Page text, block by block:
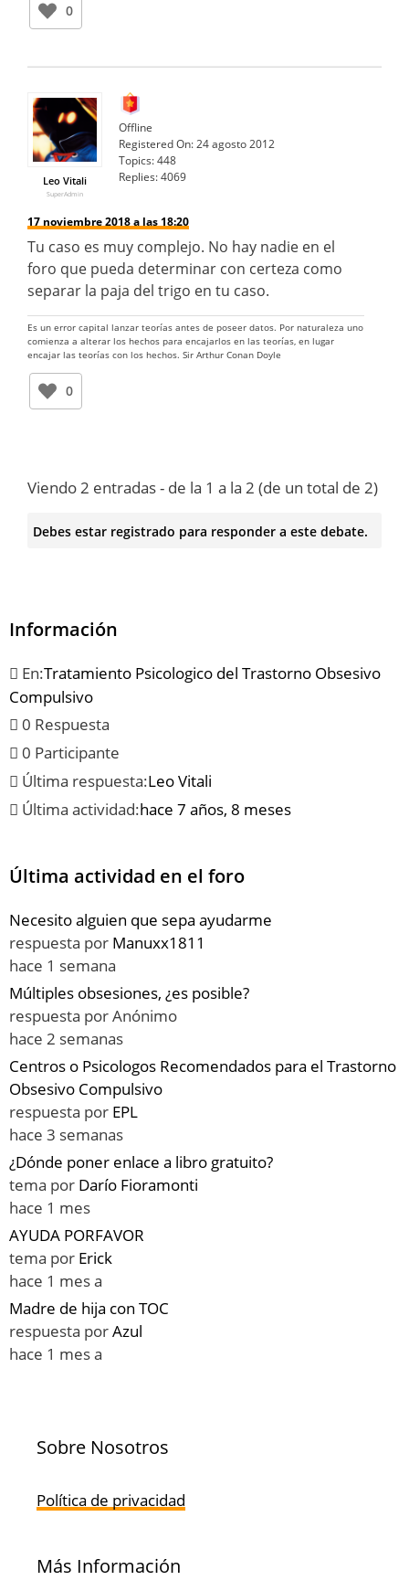
0
Leo Vitali
SuperAdmin
Offline
Registered On:24 agosto 2012
Topics:448
Replies:4069
17 noviembre 2018 a las 18:20
Tu caso es muy complejo. No hay nadie en el
foro que pueda determinar con certeza como
separar la paja del trigo en tu caso.
Es un error capital lanzar teorías antes de poseer datos. Por naturaleza uno
comienza a alterar los hechos para encajarlos en las teorías, en lugar
encajar las teorías con los hechos. Sir Arthur Conan Doyle
0
Viendo 2 entradas - de la 1 a la 2 (de un total de 2)
Debes estar registrado para responder a este debate.
Información
En:Tratamiento Psicologico del Trastorno Obsesivo
Compulsivo
0 Respuesta
0 Participante
Última respuesta:Leo Vitali
Última actividad:hace 7 años, 8 meses
Última actividad en el foro
Necesito alguien que sepa ayudarme
respuesta por Manuxx1811
hace 1 semana
Múltiples obsesiones, ¿es posible?
respuesta porAnónimo
hace 2 semanas
Centros o Psicologos Recomendados para el Trastorno
Obsesivo Compulsivo
respuesta por EPL
hace 3 semanas
¿Dónde poner enlace a libro gratuito?
tema por Darío Fioramonti
hace 1 mes
AYUDA PORFAVOR
tema por Erick
hace 1 mes a
Madre de hija con TOC
respuesta porAzul
hace 1 mes a
Sobre Nosotros
Política de privacidad
Más Información